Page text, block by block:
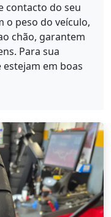
contacto do seu
o peso do veículo,
chão, garantem
Para sua
em boas